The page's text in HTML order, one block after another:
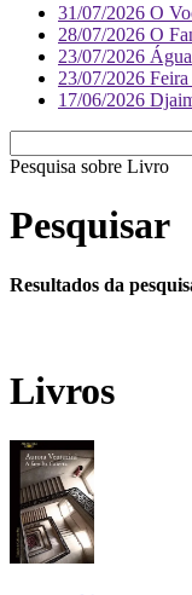
31/07/2026 O
28/07/2026 O
23/07/2026
23/07/2026
17/06/2026
Pesquisa sobre Literatura
Pesquisar
Resultados da
Livros